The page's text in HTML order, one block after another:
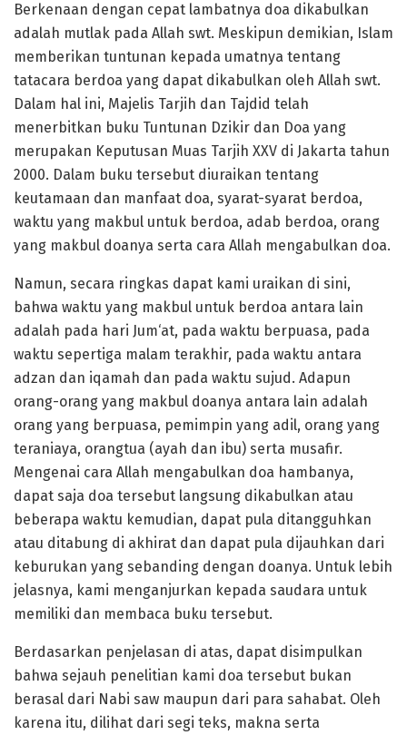
Berkenaan dengan cepat lambatnya doa dikabulkan
adalah mutlak pada Allah swt. Meskipun demikian, Islam
memberikan tuntunan kepada umatnya tentang
tatacara berdoa yang dapat dikabulkan oleh Allah swt.
Dalam hal ini, Majelis Tarjih dan Tajdid telah
menerbitkan buku Tuntunan Dzikir dan Doa yang
merupakan Keputusan Muas Tarjih XXV di Jakarta tahun
2000. Dalam buku tersebut diuraikan tentang
keutamaan dan manfaat doa, syarat-syarat berdoa,
waktu yang makbul untuk berdoa, adab berdoa, orang
yang makbul doanya serta cara Allah mengabulkan doa.
Namun, secara ringkas dapat kami uraikan di sini,
bahwa waktu yang makbul untuk berdoa antara lain
adalah pada hari Jum‘at, pada waktu berpuasa, pada
waktu sepertiga malam terakhir, pada waktu antara
adzan dan iqamah dan pada waktu sujud. Adapun
orang-orang yang makbul doanya antara lain adalah
orang yang berpuasa, pemimpin yang adil, orang yang
teraniaya, orangtua (ayah dan ibu) serta musafir.
Mengenai cara Allah mengabulkan doa hambanya,
dapat saja doa tersebut langsung dikabulkan atau
beberapa waktu kemudian, dapat pula ditangguhkan
atau ditabung di akhirat dan dapat pula dijauhkan dari
keburukan yang sebanding dengan doanya. Untuk lebih
jelasnya, kami menganjurkan kepada saudara untuk
memiliki dan membaca buku tersebut.
Berdasarkan penjelasan di atas, dapat disimpulkan
bahwa sejauh penelitian kami doa tersebut bukan
berasal dari Nabi saw maupun dari para sahabat. Oleh
karena itu, dilihat dari segi teks, makna serta